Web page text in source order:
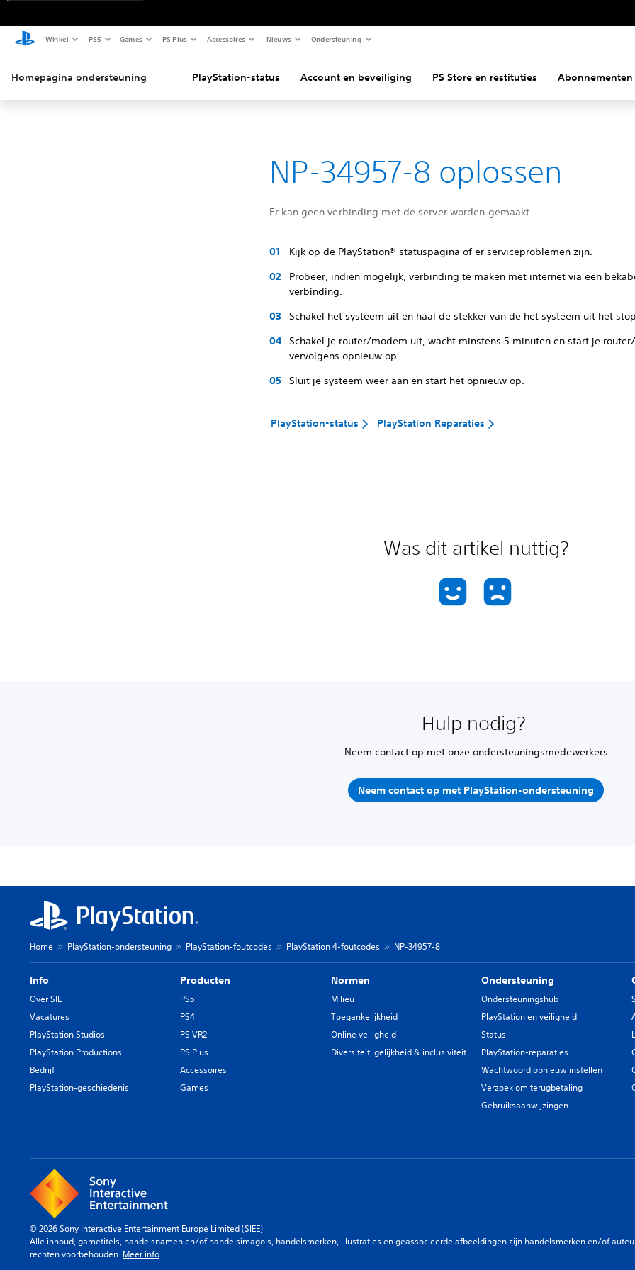
Winkel PS5 Games PS Plus Accessoires Nieuws Ondersteuning
Homepagina ondersteuning PlayStation-status Account en beveiliging PS Store en restituties Abonnementen
NP-34957-8 oplossen
Er kan geen verbinding met de server worden gemaakt.
Kijk op de PlayStation®-statuspagina of er serviceproblemen zijn.
Probeer, indien mogelijk, verbinding te maken met internet via een
verbinding.
Schakel het systeem uit en haal de stekker van de het systeem uit het
Schakel je router/modem uit, wacht minstens 5 minuten en start je
vervolgens opnieuw op.
Sluit je systeem weer aan en start het opnieuw op.
PlayStation-status PlayStation Reparaties
Was dit artikel nuttig?
Hulp nodig?
Neem contact op met onze ondersteuningsmedewerkers
Neem contact op met PlayStation-ondersteuning
Home PlayStation-ondersteuning PlayStation-foutcodes PlayStation 4-foutcodes NP-34957-8
Info
Over SIE
Vacatures
PlayStation Studios
PlayStation Productions
Bedrijf
PlayStation-geschiedenis
Producten
PS5
PS4
PS VR2
PS Plus
Accessoires
Games
Normen
Milieu
Toegankelijkheid
Online veiligheid
Diversiteit, gelijkheid & inclusiviteit
Ondersteuning
Ondersteuningshub
PlayStation en veiligheid
Status
PlayStation-reparaties
Wachtwoord opnieuw instellen
Verzoek om terugbetaling
Gebruiksaanwijzingen
© 2026 Sony Interactive Entertainment Europe Limited (SIEE)
Alle inhoud, gametitels, handelsnamen en/of handelsimago's, handelsmerken, illustraties en geassocieerde afbeeldingen zijn handelsmerken en/of
rechten voorbehouden. Meer info